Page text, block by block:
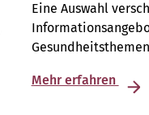
Eine Auswahl
Mehr erfahren